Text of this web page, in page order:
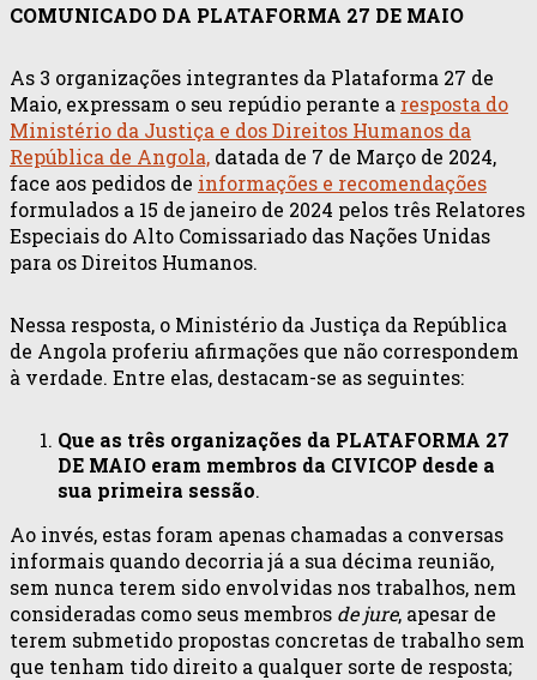
COMUNICADO DA PLATAFORMA 27 DE MAIO
As 3 organizações integrantes da Plataforma 27 de
Maio, expressam o seu repúdio perante a resposta do
Ministério da Justiça e dos Direitos Humanos da
República de Angola, datada de 7 de Março de 2024,
face aos pedidos de informações e recomendações
formulados a 15 de janeiro de 2024 pelos três Relatores
Especiais do Alto Comissariado das Nações Unidas
para os Direitos Humanos.
Nessa resposta, o Ministério da Justiça da República
de Angola proferiu afirmações que não correspondem
à verdade. Entre elas, destacam-se as seguintes:
Que as três organizações da PLATAFORMA 27
DE MAIO eram membros da CIVICOP desde a
sua primeira sessão.
Ao invés, estas foram apenas chamadas a conversas
informais quando decorria já a sua décima reunião,
sem nunca terem sido envolvidas nos trabalhos, nem
consideradas como seus membros de jure, apesar de
terem submetido propostas concretas de trabalho sem
que tenham tido direito a qualquer sorte de resposta;